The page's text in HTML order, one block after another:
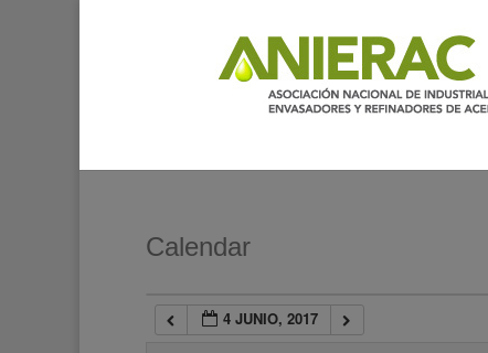
Calendar
4 JUNIO, 2017
7:00 am